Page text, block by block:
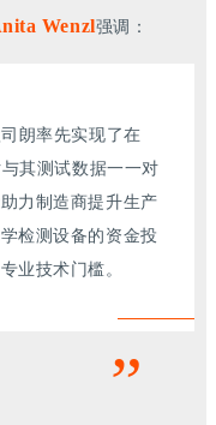
Wenzl强调：
朗率先实现了在
其测试数据一一对
力制造商提升生产
检测设备的资金投
业技术门槛。
”